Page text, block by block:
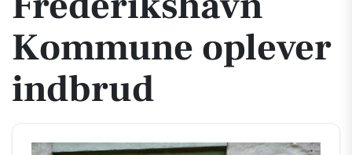
Kommune oplever
indbrud